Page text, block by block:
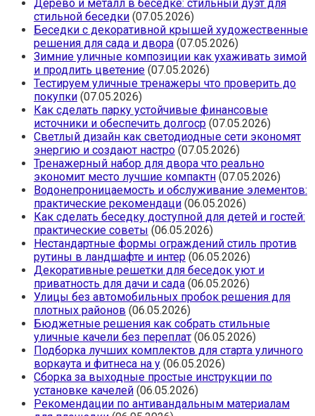
Дерево и металл в беседке: стильный дуэт для
стильной беседки (07.05.2026)
Беседки с декоративной крышей художественные
решения для сада и двора (07.05.2026)
Зимние уличные композиции как ухаживать зимой
и продлить цветение (07.05.2026)
Тестируем уличные тренажеры что проверить до
покупки (07.05.2026)
Как сделать парку устойчивые финансовые
источники и обеспечить долгоср (07.05.2026)
Светлый дизайн как светодиодные сети экономят
энергию и создают настро (07.05.2026)
Тренажерный набор для двора что реально
экономит место лучшие компактн (07.05.2026)
Водонепроницаемость и обслуживание элементов:
практические рекомендаци (06.05.2026)
Как сделать беседку доступной для детей и гостей:
практические советы (06.05.2026)
Нестандартные формы ограждений стиль против
рутины в ландшафте и интер (06.05.2026)
Декоративные решетки для беседок уют и
приватность для дачи и сада (06.05.2026)
Улицы без автомобильных пробок решения для
плотных районов (06.05.2026)
Бюджетные решения как собрать стильные
уличные качели без переплат (06.05.2026)
Подборка лучших комплектов для старта уличного
воркаута и фитнеса на у (06.05.2026)
Сборка за выходные простые инструкции по
установке качелей (06.05.2026)
Рекомендации по антивандальным материалам